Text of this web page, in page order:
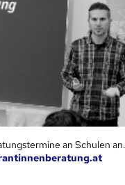
an Schulen